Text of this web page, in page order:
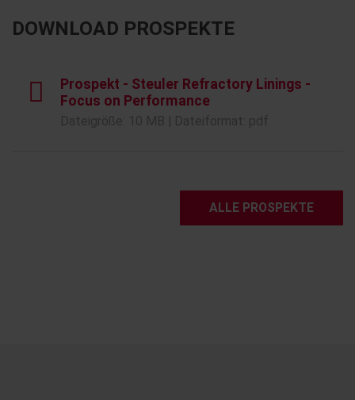
DOWNLOAD PROSPEKTE
Prospekt - Steuler Refractory Linings -
Focus on Performance
ALLE PROSPEKTE